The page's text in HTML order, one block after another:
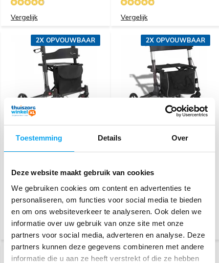
Toestemming Details Over
Deze website maakt gebruik van cookies
We gebruiken cookies om content en advertenties te
personaliseren, om functies voor social media te bieden
en om ons websiteverkeer te analyseren. Ook delen we
informatie over uw gebruik van onze site met onze
partners voor social media, adverteren en analyse. Deze
partners kunnen deze gegevens combineren met andere
informatie die u aan ze heeft verstrekt of die ze hebben
Vergelijk Vergelijk
MultiMotion Lichtgewicht
rollator Double (6,9 kg)
2X OPVOUWBAAR
14.00 uur, vandaag verzonden
(Web Only)
Vergelijk
ExcelCare Lichtgewicht
rollator Travel Eaze 2 -
Dubbel opvouwbaar
2X OPVOUWBAAR
14.00 uur, vandaag verzonden
(Web Only)
Vergelijk